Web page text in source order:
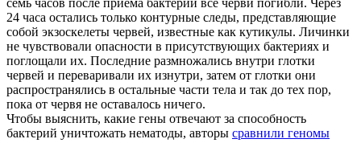
24 часа остались только контурные следы, представляющие
собой экзоскелеты червей, известные как кутикулы. Личинки
не чувствовали опасности в присутствующих бактериях и
поглощали их. Последние размножались внутри глотки
червей и переваривали их изнутри, затем от глотки они
распространялись в остальные части тела и так до тех пор,
пока от червя не оставалось ничего.
Чтобы выяснить, какие гены отвечают за способность
бактерий уничтожать нематоды, авторы сравнили геномы